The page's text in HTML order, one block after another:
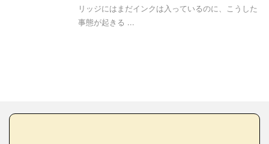
リッジにはまだインクは入っているのに、こうした
事態が起きる ...